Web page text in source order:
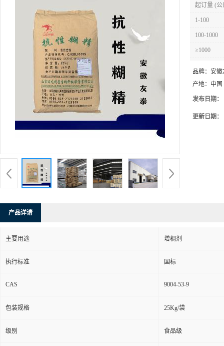
起订量 (公
1-100
100-1000
≥1000
品牌： 安徽
产地： 中国
发布日期：
更新日期：
产品详请
主要用途 增稠剂
执行标准 国标
CAS 9004-53-9
包装规格 25Kg/袋
级别 食品级